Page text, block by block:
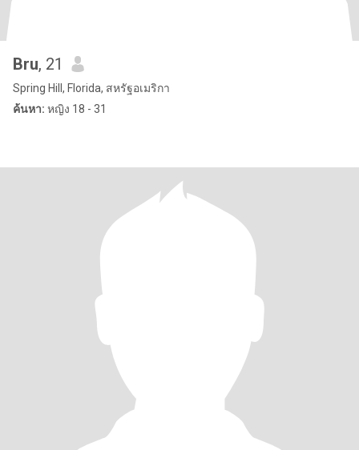
Bru, 21
Spring Hill, Florida, สหรัฐอเมริกา
ค้นหา: หญิง 18 - 31